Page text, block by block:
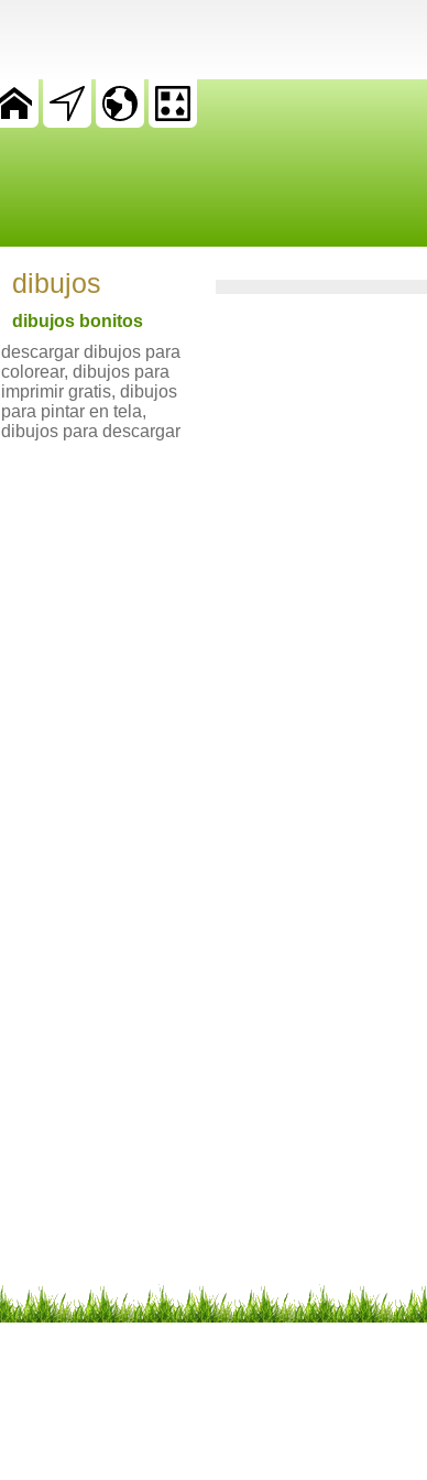
dibujos
dibujos bonitos
descargar dibujos para
colorear, dibujos para
imprimir gratis, dibujos
para pintar en tela,
dibujos para descargar